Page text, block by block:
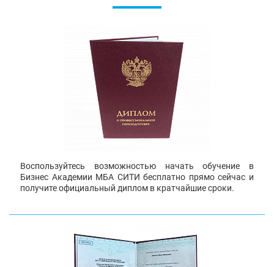
Воспользуйтесь возможностью начать обучение в
Бизнес Академии МБА СИТИ бесплатно прямо сейчас и
получите официальный диплом в кратчайшие сроки.